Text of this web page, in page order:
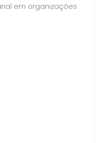
em organizações